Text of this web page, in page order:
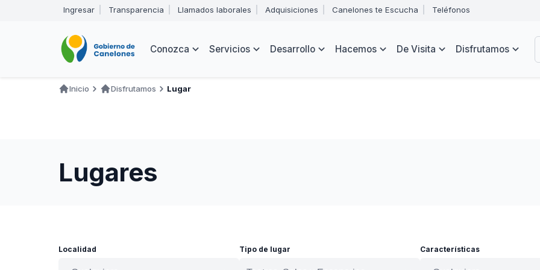
de
Abrir
menú
navegación
Ingresar Transparencia Llamados laborales Adquisiciones Canelones te Escucha Teléfonos
Navegación
Conozca Servicios Desarrollo Hacemos De Visita Disfrutamos
Inicio Disfrutamos Lugar
Lugares
Localidad Tipo de lugar Características